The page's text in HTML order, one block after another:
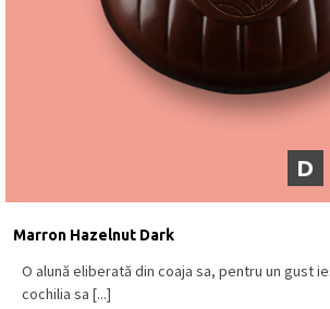
D
Marron Hazelnut Dark
O alună eliberată din coaja sa, pentru un gust
cochilia sa [...]